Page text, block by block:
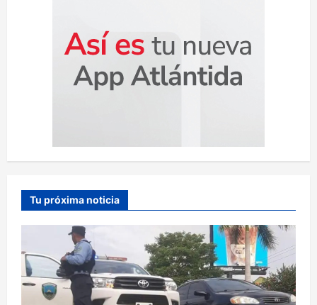
Tu próxima noticia